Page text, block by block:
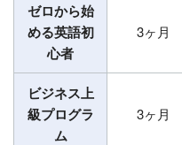
ゼロから始
める英語初
心者
3ヶ月
ビジネス上
級プログラ
ム
3ヶ月